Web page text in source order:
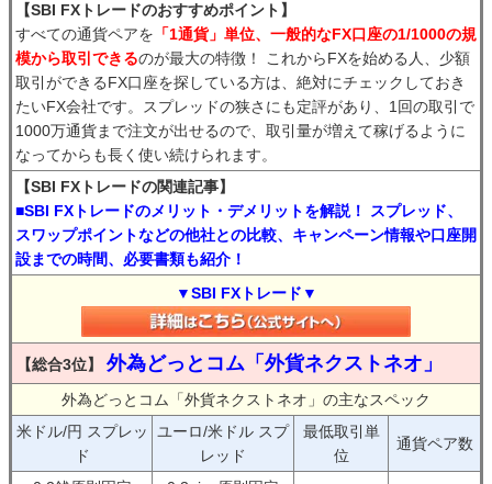
【SBI FXトレードのおすすめポイント】
すべての通貨ペアを 「1通貨」単位、一般的なFX口座の1/1000の規
模から取引できるのが最大の特徴！ これからFXを始める人、少額
取引ができるFX口座を探している方は、絶対にチェックしておき
たいFX会社です。スプレッドの狭さにも定評があり、1回の取引で
1000万通貨まで注文が出せるので、取引量が増えて稼げるように
なってからも長く使い続けられます。
【SBI FXトレードの関連記事】
■SBI FXトレードのメリット・デメリットを解説！ スプレッド、
スワップポイントなどの他社との比較、キャンペーン情報や口座開
設までの時間、必要書類も紹介！
▼SBI FXトレード▼
【総合3位】 外為どっとコム「外貨ネクストネオ」
外為どっとコム「外貨ネクストネオ」の主なスペック
米ドル/円 スプレッ
ド
ユーロ/米ドル スプ
レッド
最低取引単
位
通貨ペア数